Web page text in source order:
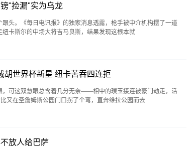
"捡漏"实为乌龙
头。《每日电讯报》的独家消息透露，枪手被中介机构摆了一道
卡斯尔的中场大将吉马良斯，结果发现这根本就
胡世界杯新星 纽卡苦吞四连拒
，可这双慧眼总含着几分无奈——相中的璞玉接连被豪门劫走，活
又在圣詹姆斯公园门口拐了个弯，直奔维拉公园而去
放人给巴萨